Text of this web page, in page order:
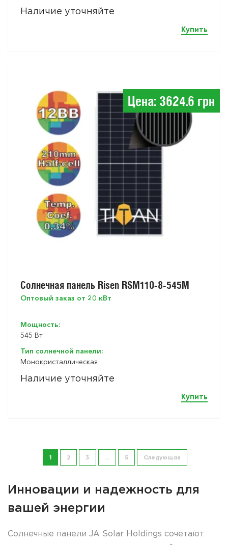
Наличие уточняйте
Купить
Цена: 3624.6 грн
Солнечная панель Risen RSM110-8-545M
Оптовый заказ от 20 кВт
Мощность:
545 Вт
Тип солнечной панели:
Монокристаллическая
Наличие уточняйте
Купить
1 2 3 5 Следующая
Инновации и надежность для
вашей энергии
Солнечные панели JA Solar Holdings сочетают